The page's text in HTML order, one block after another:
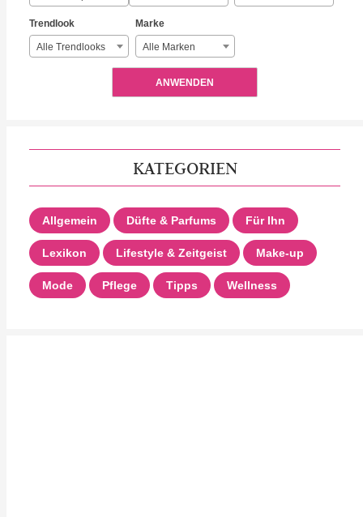
Trendlook
Alle Trendlooks
Marke
Alle Marken
ANWENDEN
KATEGORIEN
Allgemein Düfte & Parfums Für Ihn
Lexikon Lifestyle & Zeitgeist Make-up
Mode Pflege Tipps Wellness